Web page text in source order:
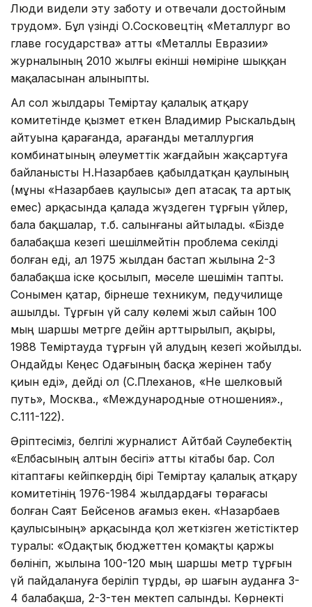
Люди видели эту заботу и отвечали достойным
трудом». Бұл үзінді О.Сосковецтің «Металлург во
главе государства» атты «Металлы Евразии»
журналының 2010 жылғы екінші нөміріне шыққан
мақаласынан алыныпты.
Ал сол жылдары Теміртау қа­лалық атқару
комитетінде қызмет еткен Владимир Рыскальдың
айтуына қарағанда, Қарағанды металлургия
комбинатының әлеуметтік жағдайын жақсартуға
байланыс­ты Н.Назарбаев қабылдатқан қаулының
(мұны «Назарбаев қаулы­сы» деп атасақ та артық
емес) арқасында қалада жүздеген тұр­ғын үйлер,
бала бақшалар, т.б. салынғаны айтылады. «Бізде
балабақша кезегі шешілмейтін проблема секілді
болған еді, ал 1975 жылдан бастап жылына 2-3
балабақша іске қосылып, мәселе шешімін тапты.
Сонымен қатар, бірнеше техникум, педучилище
ашылды. Тұрғын үй салу көлемі жыл сайын 100
мың шаршы метр­ге дейін арттырылып, ақыры,
1988 Теміртауда тұрғын үй алудың кезегі жойылды.
Ондайды Кеңес Одағының басқа жерінен табу
қиын еді», дейді ол (С.Плеханов, «Не шелковый
путь», Москва., «Международные отношения».,
С.111-122).
Әріптесіміз, белгілі журналист Айтбай Сәулебектің
«Елба­сының алтын бесігі» атты кітабы бар. Сол
кітаптағы кейіп­кер­дің бірі Теміртау қалалық ат­қару
комитетінің 1976-1984 жылдардағы төрағасы
болған Саят Бейсенов ағамыз екен. «Назарбаев
қаулысының» арқасында қол жеткізген жетістіктер
туралы: «Одақтық бюджеттен қомақты қаржы
бөлініп, жылына 100-120 мың шаршы метр тұрғын
үй пайдалануға беріліп тұрды, әр шағын ауданға 3-
4 балабақша, 2-3-тен мектеп салынды. Көрнекті